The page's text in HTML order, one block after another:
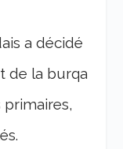
a décidé
de la burqa